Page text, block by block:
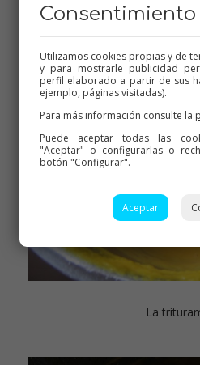
La
Consentimiento
Utilizamos cookies propias y de
y para mostrarle publicidad
perfil elaborado a partir de sus
ejemplo, páginas visitadas).
Para más información consulte la
Puede aceptar todas las
"Aceptar" o configurarlas o
botón "Configurar".
Aceptar